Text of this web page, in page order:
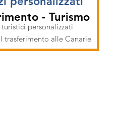
- Turismo
turistici personalizzati
trasferimento alle Canarie